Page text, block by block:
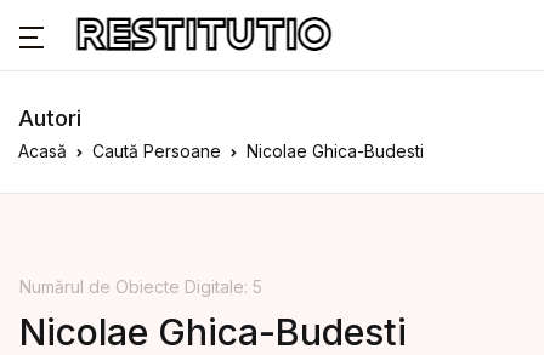
Autori
Acasă Caută Persoane Nicolae Ghica-Budesti
Numărul de Obiecte Digitale: 5
Nicolae Ghica-Budesti